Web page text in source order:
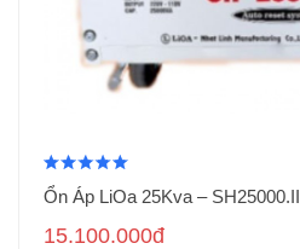
Ổn Áp LiOa 25Kva – SH25000.II
15.100.000đ